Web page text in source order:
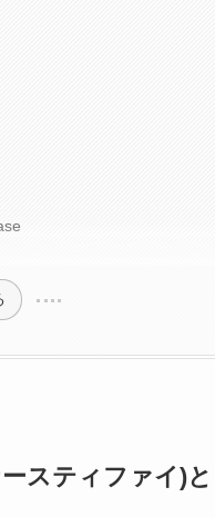
スティファイ)